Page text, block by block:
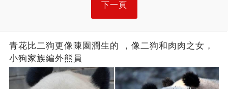
下一頁
青花比二狗更像陳園潤生的 ​​，像二狗和肉肉之女，
小狗家族編外熊員